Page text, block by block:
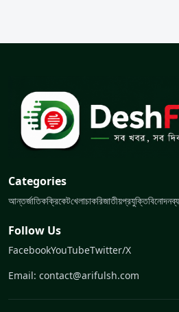
Categories
আন্তর্জাতিকক্রিকেটখেলাচাকরিজাতীয়প্রযুক্তিবিনোদন
Follow Us
FacebookYouTubeTwitter/X
Email: contact@arifulsh.com